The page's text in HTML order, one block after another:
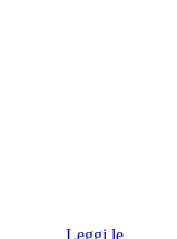
Leggi le